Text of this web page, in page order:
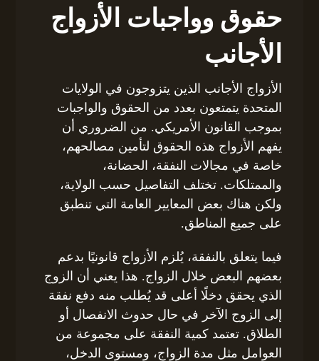
حقوق وواجبات الأزواج
الأجانب
الأزواج الأجانب الذين يتزوجون في الولايات
المتحدة يتمتعون بعدد من الحقوق والواجبات
بموجب القانون الأمريكي. من الضروري أن
يفهم الأزواج هذه الحقوق لتأمين مصالحهم،
خاصة في مجالات النفقة، الحضانة،
والممتلكات. تختلف التفاصيل حسب الولاية،
ولكن هناك بعض المعايير العامة التي تنطبق
على جميع المناطق.
فيما يتعلق بالنفقة، يُلزم الأزواج قانونيًا بدعم
بعضهم البعض خلال الزواج. هذا يعني أن الزوج
الذي يحقق دخلًا أعلى قد يُطلب منه دفع نفقة
إلى الزوج الآخر في حال حدوث الانفصال أو
الطلاق. تعتمد كمية النفقة على مجموعة من
العوامل مثل مدة الزواج، ومستوى الدخل،